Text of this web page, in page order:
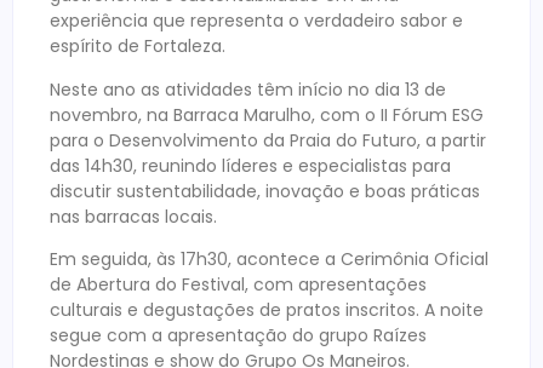
experiência que representa o verdadeiro sabor e
espírito de Fortaleza.
Neste ano as atividades têm início no dia 13 de
novembro, na Barraca Marulho, com o II Fórum ESG
para o Desenvolvimento da Praia do Futuro, a partir
das 14h30, reunindo líderes e especialistas para
discutir sustentabilidade, inovação e boas práticas
nas barracas locais.
Em seguida, às 17h30, acontece a Cerimônia Oficial
de Abertura do Festival, com apresentações
culturais e degustações de pratos inscritos. A noite
segue com a apresentação do grupo Raízes
Nordestinas e show do Grupo Os Maneiros.